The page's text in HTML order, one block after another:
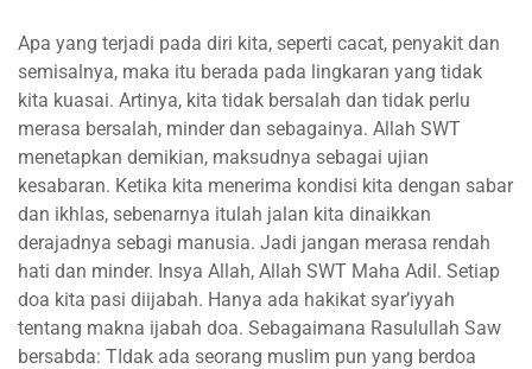
Apa yang terjadi pada diri kita, seperti cacat, penyakit dan
semisalnya, maka itu berada pada lingkaran yang tidak
kita kuasai. Artinya, kita tidak bersalah dan tidak perlu
merasa bersalah, minder dan sebagainya. Allah SWT
menetapkan demikian, maksudnya sebagai ujian
kesabaran. Ketika kita menerima kondisi kita dengan sabar
dan ikhlas, sebenarnya itulah jalan kita dinaikkan
derajadnya sebagi manusia. Jadi jangan merasa rendah
hati dan minder. Insya Allah, Allah SWT Maha Adil. Setiap
doa kita pasi diijabah. Hanya ada hakikat syar’iyyah
tentang makna ijabah doa. Sebagaimana Rasulullah Saw
bersabda: TIdak ada seorang muslim pun yang berdoa